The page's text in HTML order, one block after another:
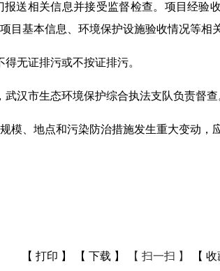
送相关信息并接受监督检查。项目经验
基本信息、环境保护设施验收情况等相
无证排污或不按证排污。
汉市生态环境保护综合执法支队负责督查
模、地点和污染防治措施发生重大变动，
【 打印 】 【 下载 】 【 扫一扫 】 【 收